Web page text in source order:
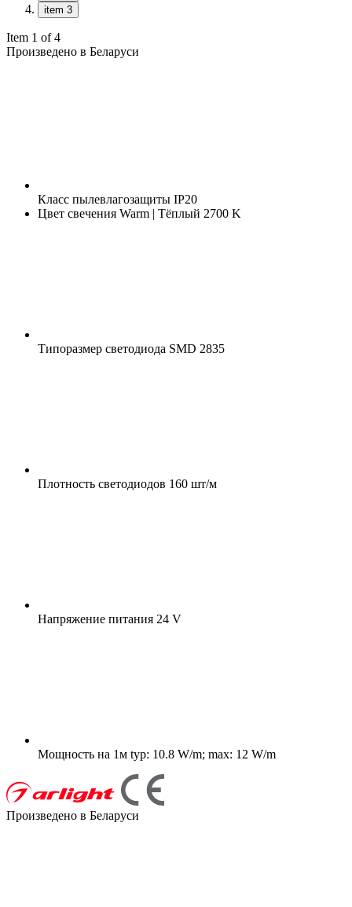
item 3
Item 1 of 4
Произведено в Беларуси
Класс пылевлагозащиты IP20
Цвет свечения Warm | Тёплый 2700 K
Типоразмер светодиода SMD 2835
Плотность светодиодов 160 шт/м
Напряжение питания 24 V
Мощность на 1м typ: 10.8 W/m; max: 12 W/m
Произведено в Беларуси